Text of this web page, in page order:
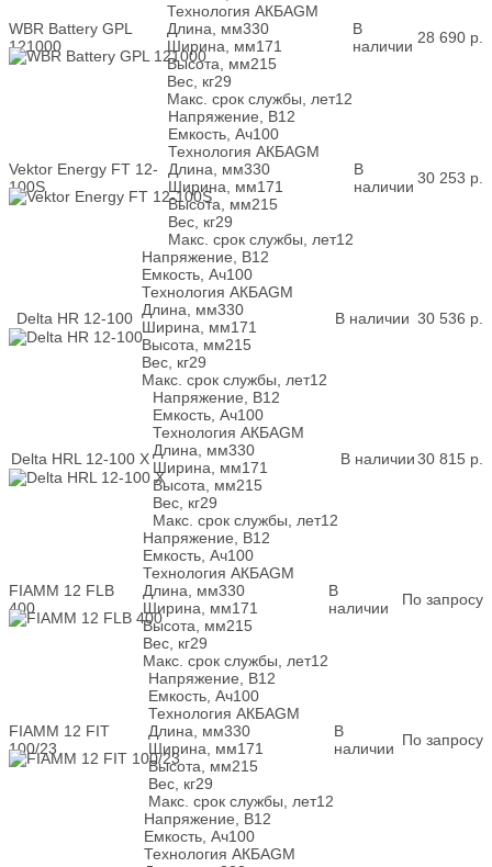
WBR Battery GPL
121000
Технология АКБAGM
Длина, мм330
Ширина, мм171
Высота, мм215
Вес, кг29
Макс. срок службы, лет12
В
наличии 28 690 р.
Vektor Energy FT 12-
100S
Напряжение, В12
Емкость, Ач100
Технология АКБAGM
Длина, мм330
Ширина, мм171
Высота, мм215
Вес, кг29
Макс. срок службы, лет12
В
наличии 30 253 р.
Delta HR 12-100
Напряжение, В12
Емкость, Ач100
Технология АКБAGM
Длина, мм330
Ширина, мм171
Высота, мм215
Вес, кг29
Макс. срок службы, лет12
В наличии 30 536 р.
Delta HRL 12-100 X
Напряжение, В12
Емкость, Ач100
Технология АКБAGM
Длина, мм330
Ширина, мм171
Высота, мм215
Вес, кг29
Макс. срок службы, лет12
В наличии30 815 р.
FIAMM 12 FLB
400
Напряжение, В12
Емкость, Ач100
Технология АКБAGM
Длина, мм330
Ширина, мм171
Высота, мм215
Вес, кг29
Макс. срок службы, лет12
В
наличии
По запросу
FIAMM 12 FIT
100/23
Напряжение, В12
Емкость, Ач100
Технология АКБAGM
Длина, мм330
Ширина, мм171
Высота, мм215
Вес, кг29
Макс. срок службы, лет12
В
наличии По запросу
Напряжение, В12
Емкость, Ач100
Технология АКБAGM